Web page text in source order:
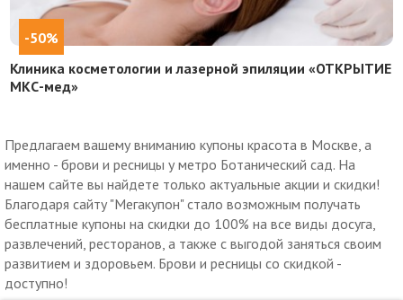
-50%
Клиника косметологии и лазерной эпиляции «ОТКРЫТИЕ
МКС-мед»
Предлагаем вашему вниманию купоны красота в Москве, а
именно - брови и ресницы у метро Ботанический сад. На
нашем сайте вы найдете только актуальные акции и скидки!
Благодаря сайту "Мегакупон" стало возможным получать
бесплатные купоны на скидки до 100% на все виды досуга,
развлечений, ресторанов, а также с выгодой заняться своим
развитием и здоровьем. Брови и ресницы со скидкой -
доступно!